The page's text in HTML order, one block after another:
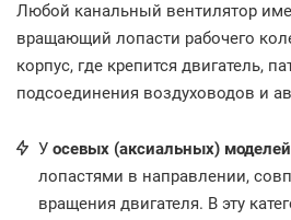
Любой канальный вентилятор
вращающий лопасти рабочего
корпус, где крепится двигатель,
подсоединения воздуховодов и
У осевых (аксиальных) моделей
лопастями в направлении,
вращения двигателя. В эту